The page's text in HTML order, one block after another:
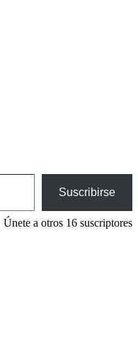
Suscribirse
Únete a otros 16 suscriptores